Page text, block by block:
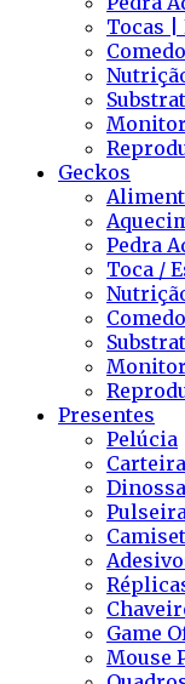
Tocas |
Geckos
Pedra
Toca /
Presentes
Pelúcia
Game
Mouse